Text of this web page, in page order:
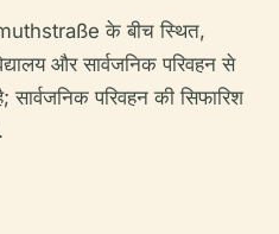
के बीच स्थित,
और सार्वजनिक परिवहन से
सार्वजनिक परिवहन की सिफारिश